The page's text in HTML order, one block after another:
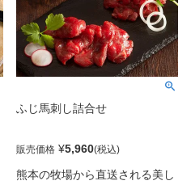
ふじ馬刺し詰合せ
販売価格 ¥5,960
熊本の牧場から直送される美し